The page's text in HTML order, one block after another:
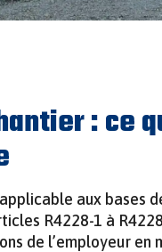
: ce
aux bases
R4228-1 à
de l’employeur en